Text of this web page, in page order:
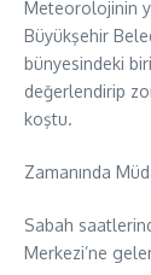
Meteorolojinin
Büyükşehir
bünyesindeki
değerlendirip
koştu.
Zamanında
Sabah
Merkezi’ne